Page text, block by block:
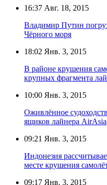
16:37 Авг. 18, 2015
Владимир Путин
Чёрного моря
18:02 Янв. 3, 2015
В районе крушения
крупных фрагмента
10:00 Янв. 3, 2015
Оживлённое
ящиков лайнера AirAsia
09:21 Янв. 3, 2015
Индонезия
месте крушения
09:17 Янв. 3, 2015